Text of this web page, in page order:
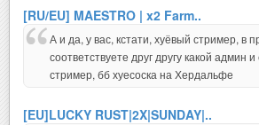
[RU/EU] MAESTRO | x2 Farm..
А и да, у вас, кстати, хуёвый стример, в
соответствуете друг другу какой админ
стример, бб хуесоска на Хердальфе
[EU]LUCKY RUST|2X|SUNDAY|..